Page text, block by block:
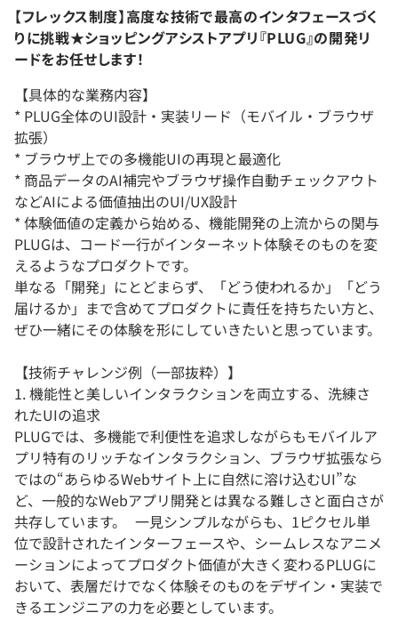
【フレックス制度】高度な技術で最高のインタフェースづく
りに挑戦★ショッピングアシストアプリ『PLUG』の開発リ
ードをお任せします！
【具体的な業務内容】
* PLUG全体のUI設計・実装リード（モバイル・ブラウザ
拡張）
* ブラウザ上での多機能UIの再現と最適化
* 商品データのAI補完やブラウザ操作自動チェックアウト
などAIによる価値抽出のUI/UX設計
* 体験価値の定義から始める、機能開発の上流からの関与
PLUGは、コード一行がインターネット体験そのものを変
えるようなプロダクトです。
単なる「開発」にとどまらず、「どう使われるか」「どう
届けるか」まで含めてプロダクトに責任を持ちたい方と、
ぜひ一緒にその体験を形にしていきたいと思っています。
【技術チャレンジ例（一部抜粋）】
1. 機能性と美しいインタラクションを両立する、洗練さ
れたUIの追求
PLUGでは、多機能で利便性を追求しながらもモバイルア
プリ特有のリッチなインタラクション、ブラウザ拡張なら
ではの“あらゆるWebサイト上に自然に溶け込むUI”な
ど、一般的なWebアプリ開発とは異なる難しさと面白さが
共存しています。 一見シンプルながらも、1ピクセル単
位で設計されたインターフェースや、シームレスなアニメ
ーションによってプロダクト価値が大きく変わるPLUGに
おいて、表層だけでなく体験そのものをデザイン・実装で
きるエンジニアの力を必要としています。